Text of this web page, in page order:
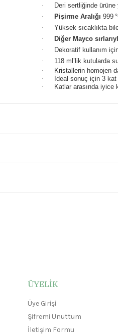
·
Deri sertliğinde
·
Pişirme Aralığı 999
·
Yüksek sıcaklıkta
·
Diğer Mayco
·
Dekoratif kullanım
·
118 ml’lik kutularda
·
Kristallerin homojen
·
İdeal sonuç için 3
·
Katlar arasında iyice
ÜYELİK
Üye Girişi
Şifremi Unuttum
İletişim Formu